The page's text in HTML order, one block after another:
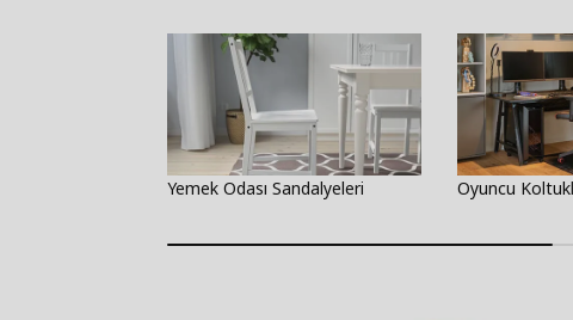
Yemek Odası Sandalyeleri Oyuncu